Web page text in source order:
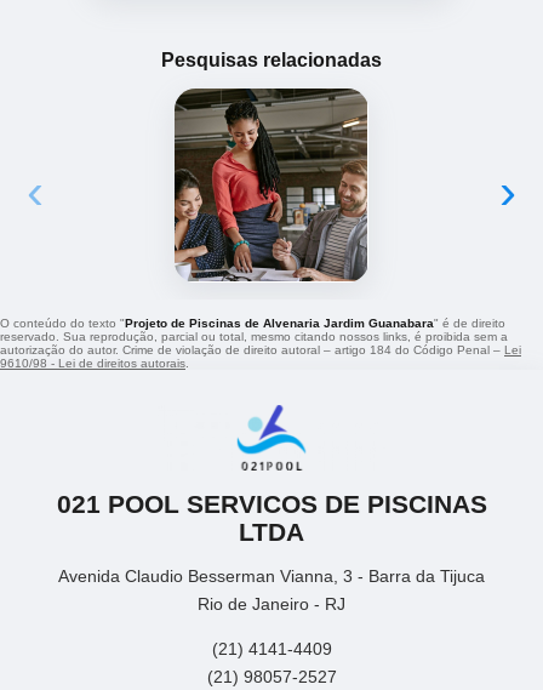
Pesquisas relacionadas
‹ ›
O conteúdo do texto "Projeto de Piscinas de Alvenaria Jardim Guanabara" é de direito
reservado. Sua reprodução, parcial ou total, mesmo citando nossos links, é proibida sem a
autorização do autor. Crime de violação de direito autoral – artigo 184 do Código Penal – Lei
9610/98 - Lei de direitos autorais
021 POOL SERVICOS DE PISCINAS
LTDA
Avenida Claudio Besserman Vianna, 3 - Barra da Tijuca
Rio de Janeiro - RJ
(21) 4141-4409
(21) 98057-2527